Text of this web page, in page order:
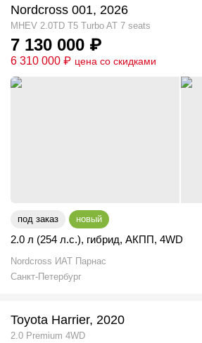
Nordcross 001, 2026
MHEV 2.0TD T5 Turbo AT 7 seats
7 130 000 ₽
6 310 000 ₽ цена со скидками
под заказ новый
2.0 л (254 л.с.), гибрид, АКПП, 4WD
Nordcross ИАТ Парнаc
Санкт-Петербург
Toyota Harrier, 2020
2.0 Premium 4WD